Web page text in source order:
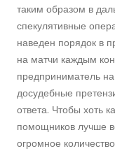
таким образом в
спекулятивные
наведен порядок в
на матчи каждым
предприниматель
досудебные
ответа. Чтобы хоть
помощников лучше
огромное